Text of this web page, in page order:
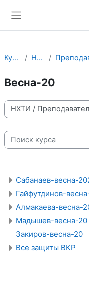
Курсы НХТИ
Весна-20
Категории курсов
Поиск курса
Сабанаев-весна-
Гайфутдинов-
Алмакаева-весна-
Мадышев-весна-20
Закиров-весна-20
Все защиты ВКР